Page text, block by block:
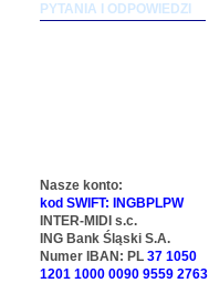
PYTANIA I ODPOWIEDZI
Nasze konto:
kod SWIFT: INGBPLPW
INTER-MIDI s.c.
ING Bank Śląski S.A.
Numer IBAN: PL 37 1050
1201 1000 0090 9559 2763